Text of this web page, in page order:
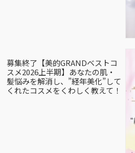
募集終了【美的GRANDベストコ
スメ2026上半期】あなたの肌・
髪悩みを解消し、”経年美化”して
くれたコスメをくわしく教えて！